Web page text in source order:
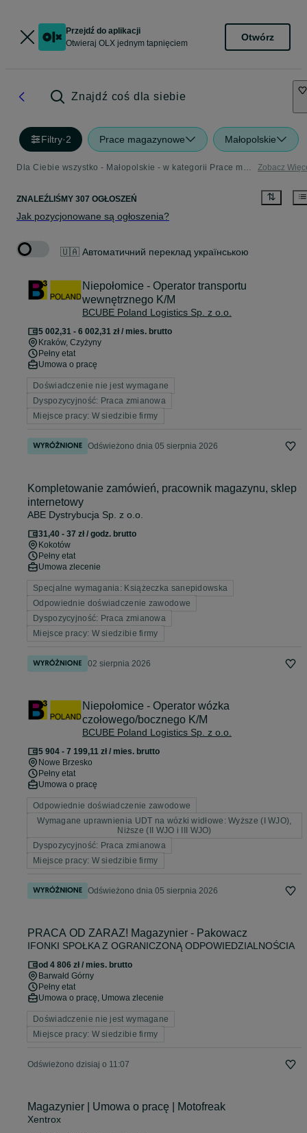
Przejdź do aplikacji
Otwieraj OLX jednym tapnięciem
Otwórz
Znajdź coś dla siebie
Filtry·2 Prace magazynowe Małopolskie
Dla Ciebie wszystko - Małopolskie - w kategorii Prace magazynowe Zobacz
ZNALEŹLIŚMY 307 OGŁOSZEŃ
Jak pozycjonowane są ogłoszenia?
🇺🇦 Автоматичний переклад українською
Niepołomice - Operator transportu
wewnętrznego K/M
BCUBE Poland Logistics Sp. z o.o.
5 002,31 - 6 002,31 zł / mies. brutto
Kraków, Czyżyny
Pełny etat
Umowa o pracę
Doświadczenie nie jest wymagane
Dyspozycyjność: Praca zmianowa
Miejsce pracy: W siedzibie firmy
Odświeżono dnia 05 sierpnia 2026
Kompletowanie zamówień, pracownik magazynu, sklep
internetowy
ABE Dystrybucja Sp. z o.o.
31,40 - 37 zł / godz. brutto
Kokotów
Pełny etat
Umowa zlecenie
Specjalne wymagania: Książeczka sanepidowska
Odpowiednie doświadczenie zawodowe
Dyspozycyjność: Praca zmianowa
Miejsce pracy: W siedzibie firmy
02 sierpnia 2026
Niepołomice - Operator wózka
czołowego/bocznego K/M
BCUBE Poland Logistics Sp. z o.o.
5 904 - 7 199,11 zł / mies. brutto
Nowe Brzesko
Pełny etat
Umowa o pracę
Odpowiednie doświadczenie zawodowe
Wymagane uprawnienia UDT na wózki widłowe: Wyższe (I WJO),
Niższe (II WJO i III WJO)
Dyspozycyjność: Praca zmianowa
Miejsce pracy: W siedzibie firmy
Odświeżono dnia 05 sierpnia 2026
PRACA OD ZARAZ! Magazynier - Pakowacz
IFONKI SPOŁKA Z OGRANICZONĄ ODPOWIEDZIALNOŚCIA
od 4 806 zł / mies. brutto
Barwałd Górny
Pełny etat
Umowa o pracę, Umowa zlecenie
Doświadczenie nie jest wymagane
Miejsce pracy: W siedzibie firmy
Odświeżono dzisiaj o 11:07
Magazynier | Umowa o pracę | Motofreak
Xentrox